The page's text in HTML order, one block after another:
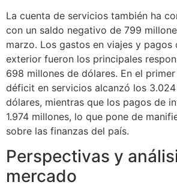
La cuenta de servicios también ha
con un saldo negativo de 799
marzo. Los gastos en viajes y pagos
exterior fueron los principales
698 millones de dólares. En el
déficit en servicios alcanzó los
dólares, mientras que los pagos de
1.974 millones, lo que pone de
sobre las finanzas del país.
Perspectivas y
mercado